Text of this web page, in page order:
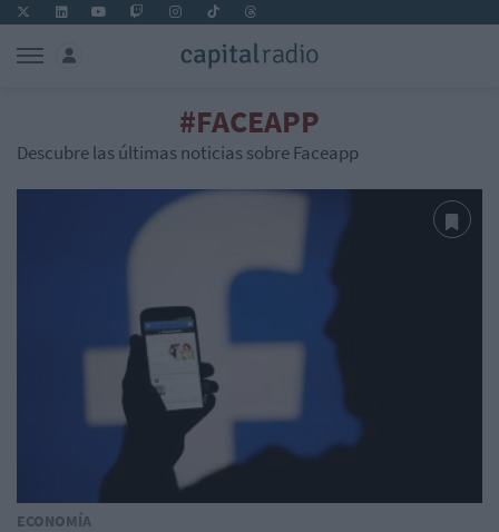
#FACEAPP
Descubre las últimas noticias sobre Faceapp
ECONOMÍA